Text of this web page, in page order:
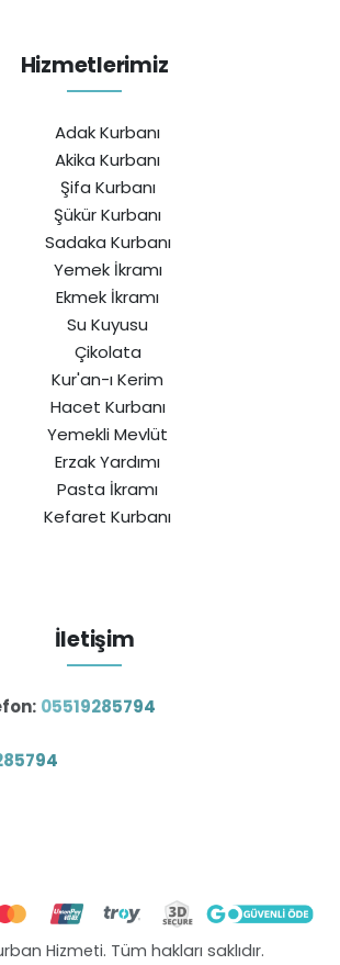
Hizmetlerimiz
Adak Kurbanı
Akika Kurbanı
Şifa Kurbanı
Şükür Kurbanı
Sadaka Kurbanı
Yemek İkramı
Ekmek İkramı
Su Kuyusu
Çikolata
Kur'an-ı Kerim
Hacet Kurbanı
Yemekli Mevlüt
Erzak Yardımı
Pasta İkramı
Kefaret Kurbanı
İletişim
05519285794
Hizmeti. Tüm hakları saklıdır.